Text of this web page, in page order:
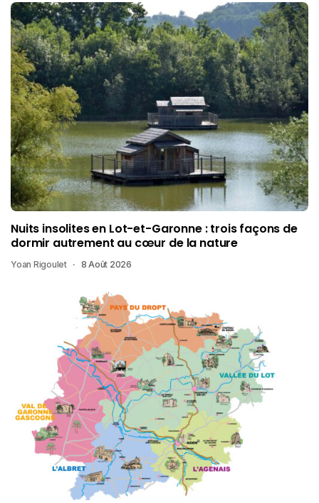
Nuits insolites en Lot-et-Garonne : trois façons de
dormir autrement au cœur de la nature
Yoan Rigoulet 8 Août 2026